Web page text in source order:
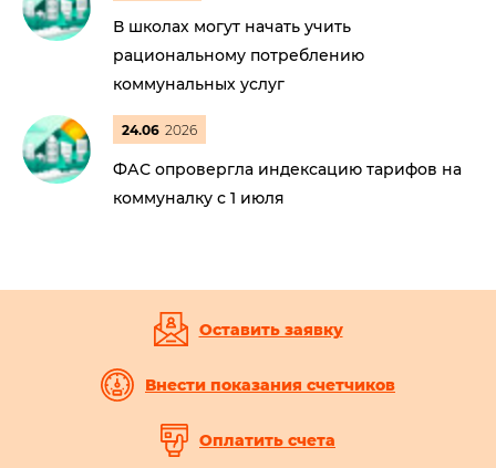
В школах могут начать учить
рациональному потреблению
коммунальных услуг
24.06 2026
ФАС опровергла индексацию тарифов на
коммуналку с 1 июля
Оставить заявку
Внести показания счетчиков
Оплатить счета